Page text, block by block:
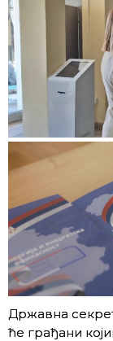
Државна
ће грађани